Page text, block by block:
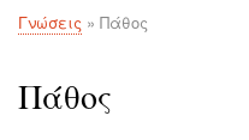
Γνώσεις
Αποφθέγματα
Breadcrumb
Γνώσεις Πάθος
Πάθος